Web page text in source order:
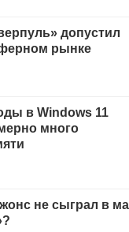
допустил
рынке
в Windows 11
много
не сыграл в